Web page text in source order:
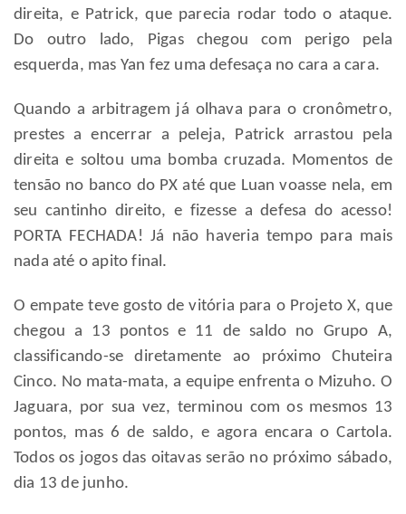
direita, e Patrick, que parecia rodar todo o ataque.
Do outro lado, Pigas chegou com perigo pela
esquerda, mas Yan fez uma defesaça no cara a cara.
Quando a arbitragem já olhava para o cronômetro,
prestes a encerrar a peleja, Patrick arrastou pela
direita e soltou uma bomba cruzada. Momentos de
tensão no banco do PX até que Luan voasse nela, em
seu cantinho direito, e fizesse a defesa do acesso!
PORTA FECHADA! Já não haveria tempo para mais
nada até o apito final.
O empate teve gosto de vitória para o Projeto X, que
chegou a 13 pontos e 11 de saldo no Grupo A,
classificando-se diretamente ao próximo Chuteira
Cinco. No mata-mata, a equipe enfrenta o Mizuho. O
Jaguara, por sua vez, terminou com os mesmos 13
pontos, mas 6 de saldo, e agora encara o Cartola.
Todos os jogos das oitavas serão no próximo sábado,
dia 13 de junho.